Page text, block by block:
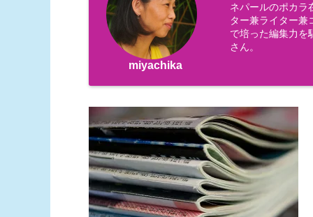
miyachika
ネパールのポカラ
ター兼ライター
で培った編集力を
さん。